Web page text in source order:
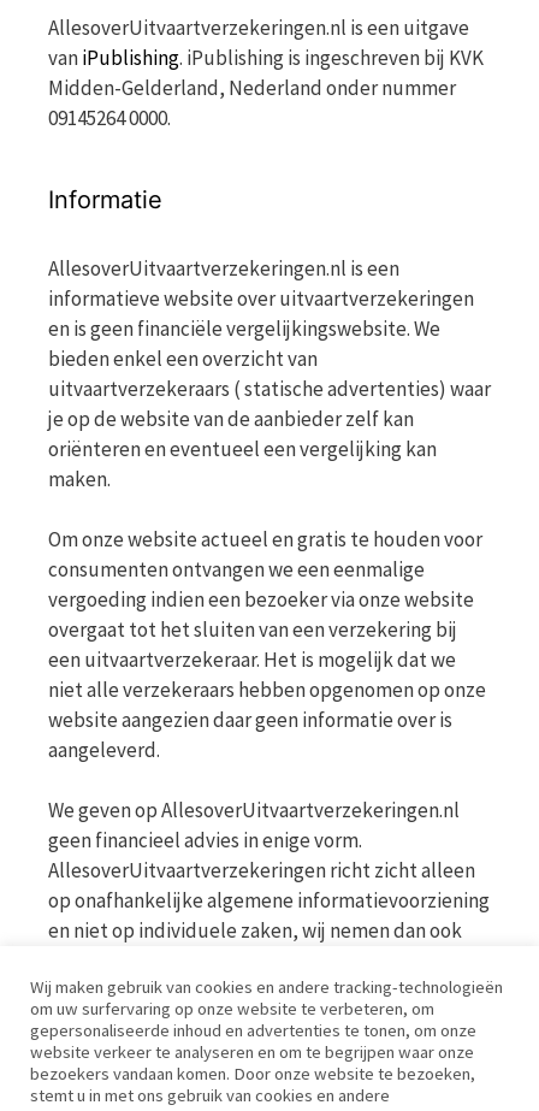
AllesoverUitvaartverzekeringen.nl is een uitgave
vaniPublishing. iPublishing is ingeschreven bij KVK
Midden-Gelderland, Nederland onder nummer
09145264 0000.
Informatie
AllesoverUitvaartverzekeringen.nl is een
informatieve website over uitvaartverzekeringen
en is geen financiële vergelijkingswebsite. We
bieden enkel een overzicht van
uitvaartverzekeraars ( statische advertenties) waar
je op de website van de aanbieder zelf kan
oriënteren en eventueel een vergelijking kan
maken.
Om onze website actueel en gratis te houden voor
consumenten ontvangen we een eenmalige
vergoeding indien een bezoeker via onze website
overgaat tot het sluiten van een verzekering bij
een uitvaartverzekeraar. Het is mogelijk dat we
niet alle verzekeraars hebben opgenomen op onze
website aangezien daar geen informatie over is
aangeleverd.
We geven op AllesoverUitvaartverzekeringen.nl
geen financieel advies in enige vorm.
AllesoverUitvaartverzekeringen richt zicht alleen
op onafhankelijke algemene informatievoorziening
en niet op individuele zaken, wij nemen dan ook
voor meer informatie op de website van de AFM
www.afm.nl
Disclaimer | Privacy | Cookies | Werkwijze
Wij maken gebruik van cookies en andere tracking-technologieën
om uw surfervaring op onze website te verbeteren, om
gepersonaliseerde inhoud en advertenties te tonen, om onze
website verkeer te analyseren en om te begrijpen waar onze
bezoekers vandaan komen. Door onze website te bezoeken,
stemt u in met ons gebruik van cookies en andere